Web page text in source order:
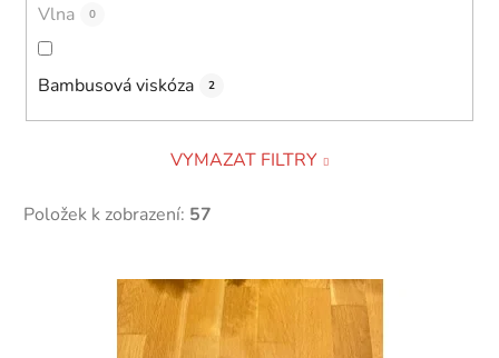
Vlna 0
Bambusová viskóza 2
VYMAZAT FILTRY
Položek k zobrazení: 57